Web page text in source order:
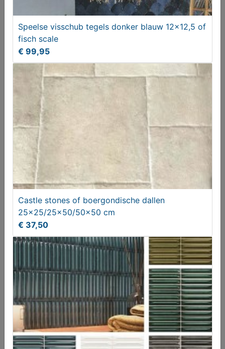
Blauwe Portugese tegels, Portugese vloertegels
blauw
€ 44,95
Latex-wit gereedschappen
€ 20,00
Speelse visschub tegels donker blauw 12x12,5 of
fisch scale
€ 99,95
Castle stones of boergondische dallen
25x25/25x50/50x50 cm
€ 37,50